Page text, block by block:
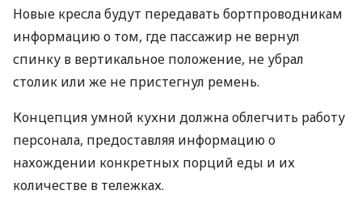
Новые кресла будут передавать бортпроводникам
информацию о том, где пассажир не вернул
спинку в вертикальное положение, не убрал
столик или же не пристегнул ремень.
Концепция умной кухни должна облегчить работу
персонала, предоставляя информацию о
нахождении конкретных порций еды и их
количестве в тележках.